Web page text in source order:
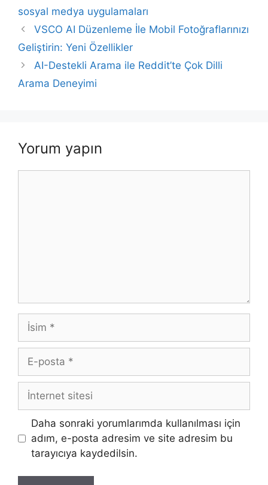
sosyal medya uygulamaları
Yazı
dolaşımı
VSCO AI Düzenleme İle Mobil Fotoğraflarınızı
Geliştirin: Yeni Özellikler
AI-Destekli Arama ile Reddit’te Çok Dilli
Arama Deneyimi
Yorum yapın
İsim
posta
İnternet
sitesi
Daha sonraki yorumlarımda kullanılması için
adım, e-posta adresim ve site adresim bu
tarayıcıya kaydedilsin.